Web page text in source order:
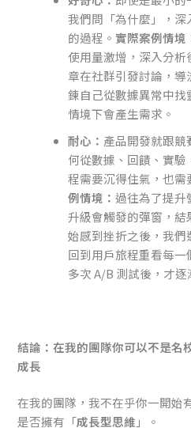
我們問「為什麼」，
的過程。實際案例情境
使用量激增，深入分
章在社群引發討論，
鍊自己從數據異常中
情境下會產生需求。
耐心： 產品開發就跟
何從數據、回饋、實
程需要沉得住氣，也
例情境： 過往為了提升
升級會觸發的彈窗，
始感到挫折之後，我
回到用戶旅程重看每
多次 A/B 測試後，才
結論：在我的團隊你可以不是名
成長
在我的團隊，我不在乎你一開始
是否擁有「成長型思維 」。